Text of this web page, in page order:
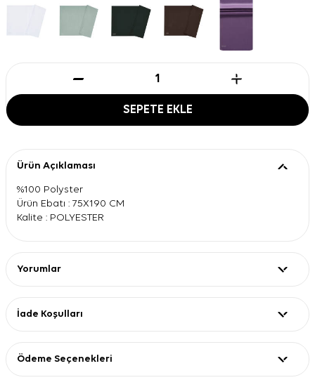
SEPETE EKLE
Ürün Açıklaması
%100 Polyster
Ürün Ebatı : 75X190 CM
Kalite : POLYESTER
Yorumlar
İade Koşulları
Ödeme Seçenekleri